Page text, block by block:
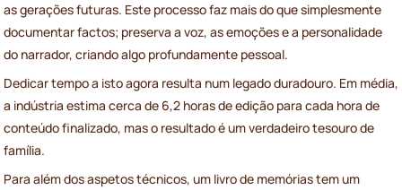
as gerações futuras. Este processo faz mais do que simplesmente
documentar factos; preserva a voz, as emoções e a personalidade
do narrador, criando algo profundamente pessoal.
Dedicar tempo a isto agora resulta num legado duradouro. Em média,
a indústria estima cerca de 6,2 horas de edição para cada hora de
conteúdo finalizado, mas o resultado é um verdadeiro tesouro de
família.
Para além dos aspetos técnicos, um livro de memórias tem um